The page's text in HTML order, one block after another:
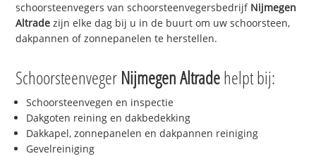
schoorsteenvegers van schoorsteenvegersbedrijf Nijmegen
Altrade zijn elke dag bij u in de buurt om uw schoorsteen,
dakpannen of zonnepanelen te herstellen.
Schoorsteenveger Nijmegen Altradehelpt bij:
Schoorsteenvegen en inspectie
Dakgoten reining en dakbedekking
Dakkapel, zonnepanelen en dakpannen reiniging
Gevelreiniging